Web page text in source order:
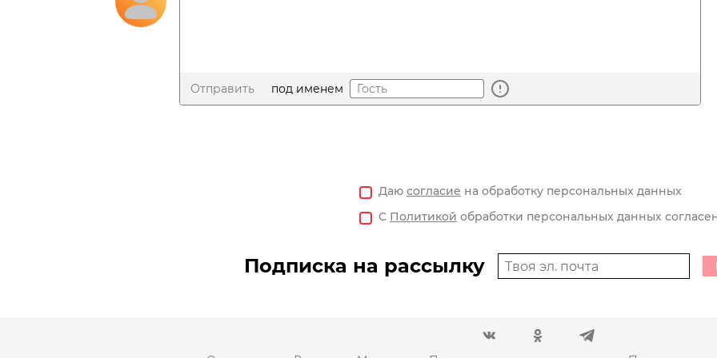
Отправить под именем
Даю согласие на обработку персональных данных
С Политикой обработки персональных данных
Подписка на рассылку